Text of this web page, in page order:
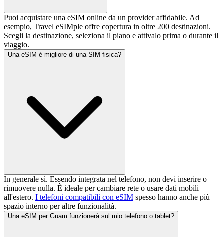
Puoi acquistare una eSIM online da un provider affidabile. Ad
esempio, Travel eSIMple offre copertura in oltre 200 destinazioni.
Scegli la destinazione, seleziona il piano e attivalo prima o durante il
viaggio.
Una eSIM è migliore di una SIM fisica?
In generale sì. Essendo integrata nel telefono, non devi inserire o
rimuovere nulla. È ideale per cambiare rete o usare dati mobili
all'estero. I telefoni compatibili con eSIM spesso hanno anche più
spazio interno per altre funzionalità.
Una eSIM per Guam funzionerà sul mio telefono o tablet?